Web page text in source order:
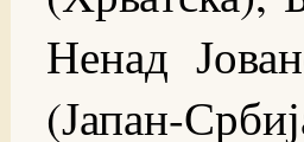
Ненад
(Јапан-